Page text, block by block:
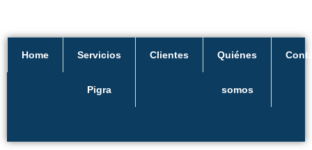
Home Servicios
Pigra
Clientes Quiénes
somos